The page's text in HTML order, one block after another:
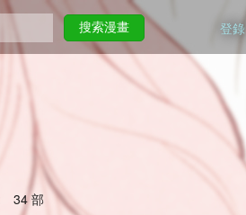
搜索漫畫 登錄
34 部